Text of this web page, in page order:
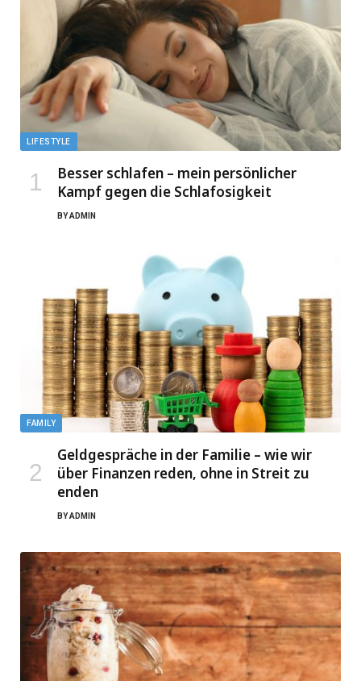
LIFESTYLE
Besser schlafen – mein persönlicher
Kampf gegen die Schlafosigkeit
BYADMIN
FAMILY
Geldgespräche in der Familie – wie wir
über Finanzen reden, ohne in Streit zu
enden
BYADMIN